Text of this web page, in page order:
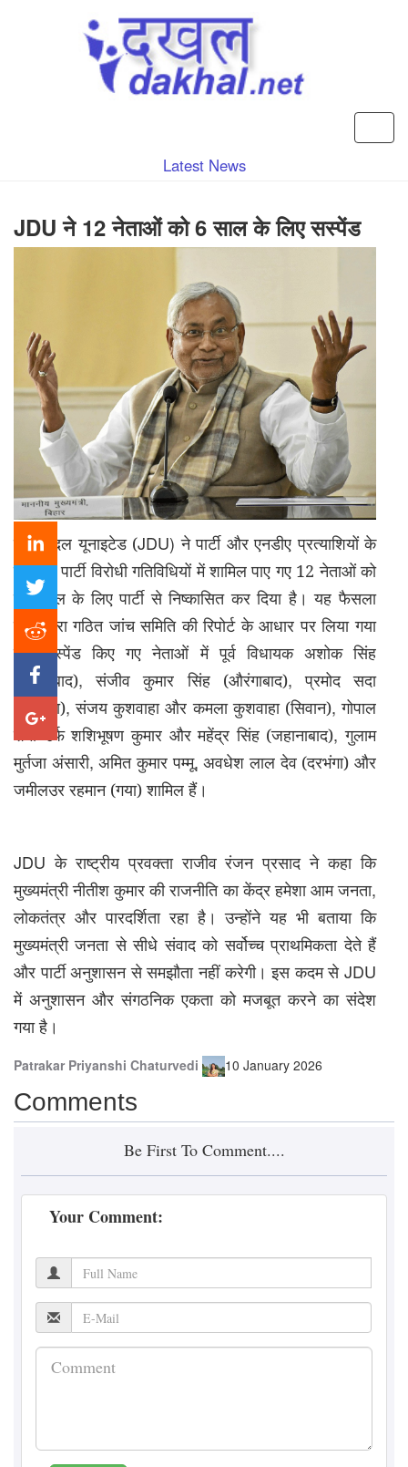
Latest News
JDU ने 12 नेताओं को 6 साल के लिए सस्पेंड
जनता दल यूनाइटेड (JDU)ने पार्टी और एनडीए प्रत्याशियों के
खिलाफ पार्टी विरोधी गतिविधियों में शामिल पाए गए 12 नेताओं को
छह साल के लिए पार्टी से निष्कासित कर दिया है। यह फैसला
पार्टी द्वारा गठित जांच समिति की रिपोर्ट के आधार पर लिया गया
है। सस्पेंड किए गए नेताओं में पूर्व विधायक अशोक सिंह
(औरंगाबाद),संजीव कुमार सिंह (औरंगाबाद),प्रमोद सदा
(सहरसा),संजय कुशवाहा और कमला कुशवाहा (सिवान),गोपाल
शर्मा उर्फ शशिभूषण कुमार और महेंद्र सिंह (जहानाबाद),गुलाम
मुर्तजा अंसारी,अमित कुमार पम्मू,अवधेश लाल देव (दरभंगा) और
जमीलउर रहमान (गया) शामिल हैं।
JDUके राष्ट्रीय प्रवक्ता राजीव रंजन प्रसाद ने कहा कि
मुख्यमंत्री नीतीश कुमार की राजनीति का केंद्र हमेशा आम जनता,
लोकतंत्र और पारदर्शिता रहा है। उन्होंने यह भी बताया कि
मुख्यमंत्री जनता से सीधे संवाद को सर्वोच्च प्राथमिकता देते हैं
और पार्टी अनुशासन से समझौता नहीं करेगी। इस कदम से JDU
में अनुशासन और संगठनिक एकता को मजबूत करने का संदेश
गया है।
Patrakar Priyanshi Chaturvedi 10 January 2026
Comments
Be First To Comment....
Your Comment: